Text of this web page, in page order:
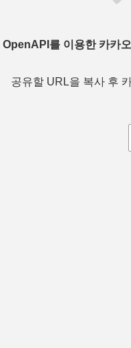
OpenAPI를 이용한 카카
공유할 URL을 복사 후